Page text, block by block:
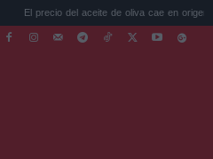
del aceite de oliva cae en origen: la bo...